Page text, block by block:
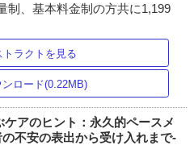
制、基本料金制の方共に1,199
トラクトを見る
ロード(0.22MB)
アのヒント：永久的ペースメ
不安の表出から受け入れまで‐